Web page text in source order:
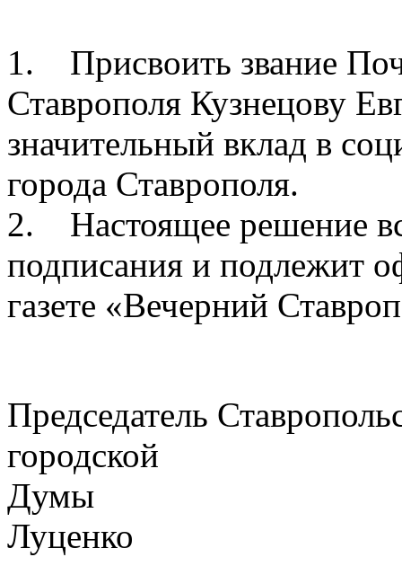
1. Присвоить звание
Ставрополя Кузнецову
значительный вклад в
города Ставрополя.
2. Настоящее решение
подписания и подлежит
газете «Вечерний
Председатель
городской
Луценко